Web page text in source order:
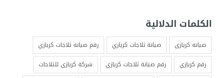
الكلمات الدلالية
صيانه كريازى صيانة ثلاجات كريازي
رقم صيانه ثلاجات كريازي
رقم كريازي
رقم صيانة ثلاجات كريازي
شركة كريازى للثلاجات